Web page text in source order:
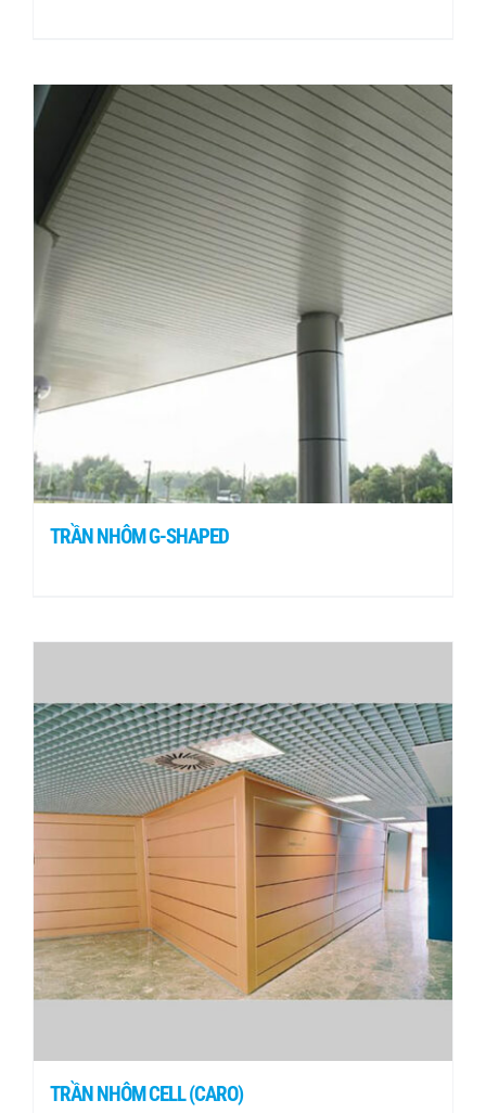
TRẦN NHÔM G-SHAPED
TRẦN NHÔM CELL (CARO)